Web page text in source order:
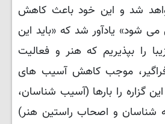
شد و این خود باعث کاهش
شود» یادآور شد که «باید این
را بپذیریم که هنر و فعالیت
موجب کاهش آسیب های
گزاره را بارها (آسیب شناسان،
شناسان و اصحاب راستین هنر)